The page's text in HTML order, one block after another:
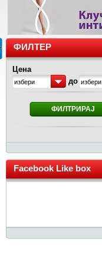
ФИЛТЕР
Цена
избери до избери
ФИЛТРИРАЈ
Facebook Like box